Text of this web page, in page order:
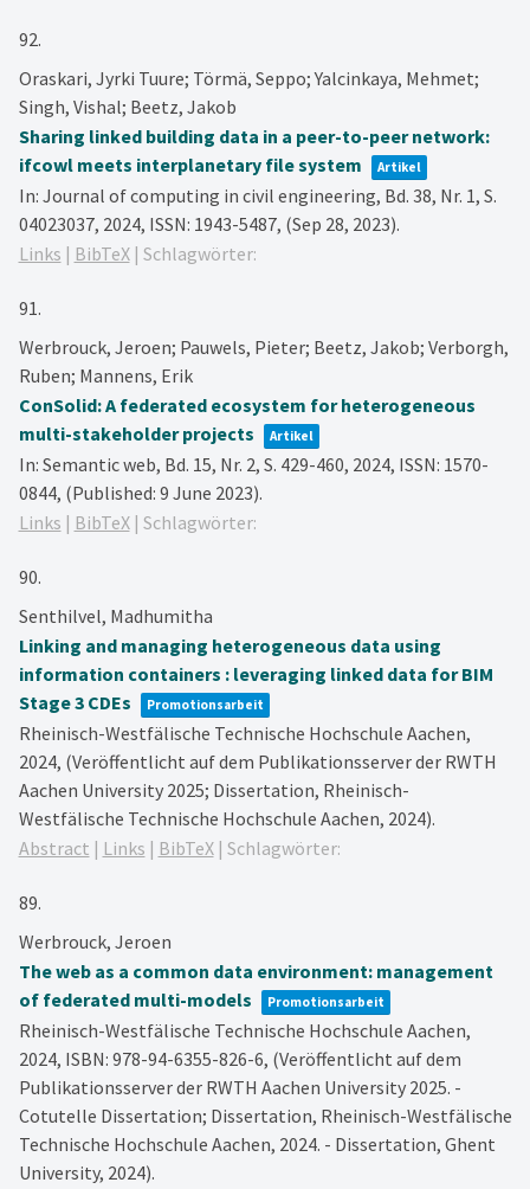
92.
Oraskari, Jyrki Tuure; Törmä, Seppo; Yalcinkaya, Mehmet;
Singh, Vishal; Beetz, Jakob
Sharing linked building data in a peer-to-peer network:
ifcowl meets interplanetary file system
Artikel
In: Journal of computing in civil engineering, Bd. 38, Nr. 1, S.
04023037, 2024, ISSN: 1943-5487, (Sep 28, 2023).
Links | BibTeX| Schlagwörter:
91.
Werbrouck, Jeroen; Pauwels, Pieter; Beetz, Jakob; Verborgh,
Ruben; Mannens, Erik
ConSolid: A federated ecosystem for heterogeneous
multi-stakeholder projects
Artikel
In: Semantic web, Bd. 15, Nr. 2, S. 429-460, 2024, ISSN: 1570-
0844, (Published: 9 June 2023).
Links | BibTeX| Schlagwörter:
90.
Senthilvel, Madhumitha
Linking and managing heterogeneous data using
information containers : leveraging linked data for BIM
Stage 3 CDEs
Promotionsarbeit
Rheinisch-Westfälische Technische Hochschule Aachen,
2024, (Veröffentlicht auf dem Publikationsserver der RWTH
Aachen University 2025; Dissertation, Rheinisch-
Westfälische Technische Hochschule Aachen, 2024).
Abstract | Links | BibTeX| Schlagwörter:
89.
Werbrouck, Jeroen
The web as a common data environment: management
of federated multi-models
Promotionsarbeit
Rheinisch-Westfälische Technische Hochschule Aachen,
2024, ISBN: 978-94-6355-826-6, (Veröffentlicht auf dem
Publikationsserver der RWTH Aachen University 2025. -
Cotutelle Dissertation; Dissertation, Rheinisch-Westfälische
Technische Hochschule Aachen, 2024. - Dissertation, Ghent
University, 2024).